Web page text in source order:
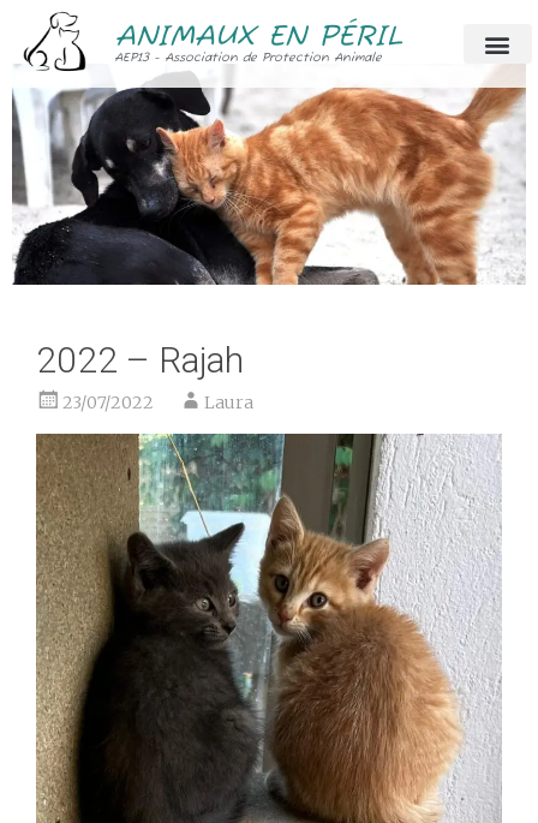
ANIMAUX EN PÉRIL
AEP13 - Association de Protection Animale
2022 – Rajah
23/07/2022 Laura